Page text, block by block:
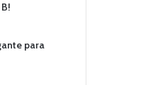
para